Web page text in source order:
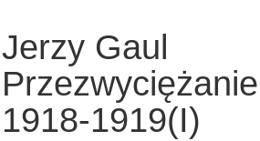
Jerzy Gaul
1918-1919(I)